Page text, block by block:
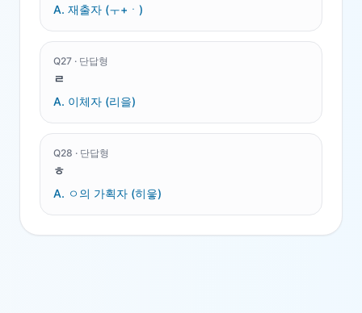
A. 재출자 (ㅜ+ㆍ)
Q27 · 단답형
ㄹ
A. 이체자 (리을)
Q28 · 단답형
ㅎ
A. ㅇ의 가획자 (히읗)